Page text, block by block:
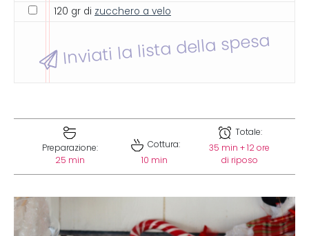
120 gr di zucchero a velo
Inviati la lista della spesa
Preparazione:
25 min
Cottura:
10 min
Totale:
35 min + 12 ore
di riposo